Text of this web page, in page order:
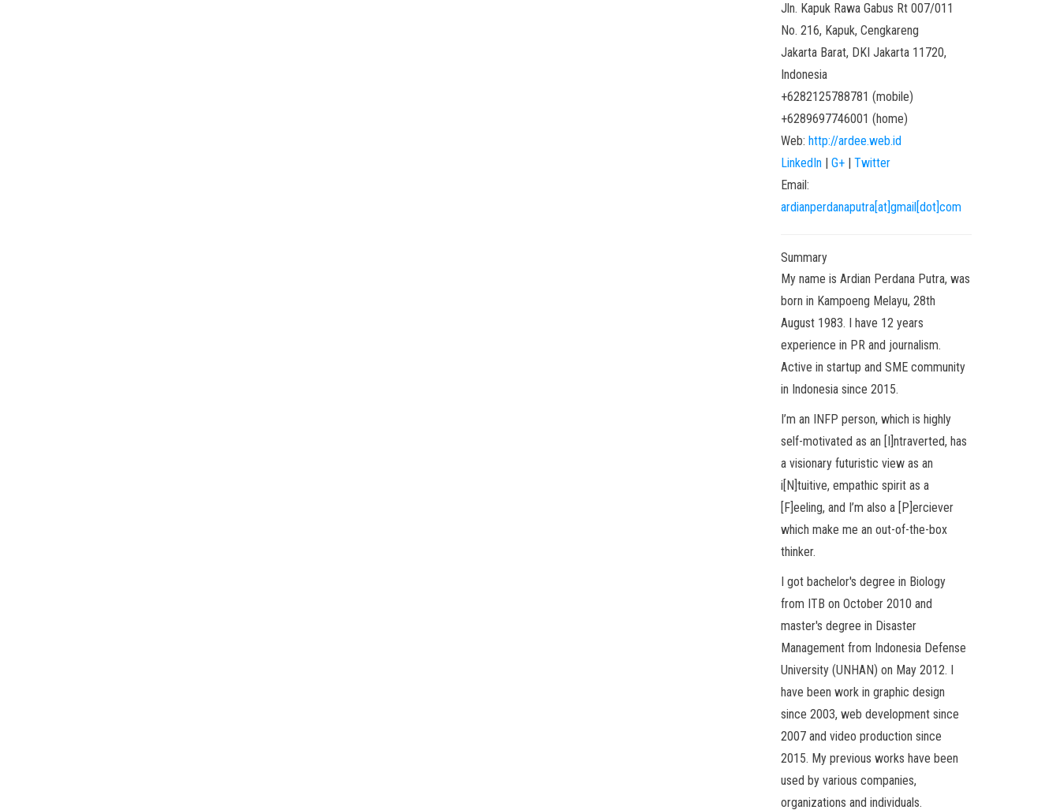
Jln. Kapuk Rawa Gabus Rt 007/011
No. 216, Kapuk, Cengkareng
Jakarta Barat, DKI Jakarta 11720,
Indonesia
+6282125788781 (mobile)
+6289697746001 (home)
Web: http://ardee.web.id
LinkedIn | G+| Twitter
Email:
ardianperdanaputra[at]gmail[dot]com
Summary
My name is Ardian Perdana Putra, was
born in Kampoeng Melayu, 28th
August 1983. I have 12 years
experience in PR and journalism.
Active in startup and SME community
in Indonesia since 2015.
I’m an INFP person, which is highly
self-motivated as an [I]ntraverted, has
a visionary futuristic view as an
i[N]tuitive, empathic spirit as a
[F]eeling, and I’m also a [P]erciever
which make me an out-of-the-box
thinker.
I got bachelor's degree in Biology
from ITB on October 2010 and
master's degree in Disaster
Management from Indonesia Defense
University (UNHAN) on May 2012. I
have been work in graphic design
since 2003, web development since
2007 and video production since
2015. My previous works have been
used by various companies,
organizations and individuals.